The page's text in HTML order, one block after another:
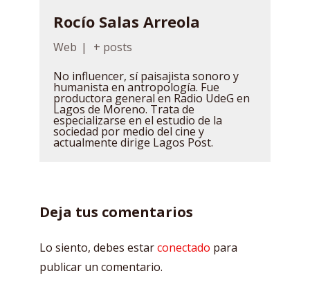
Rocío Salas Arreola
Web |
+ posts
No influencer, sí paisajista sonoro y
humanista en antropología. Fue
productora general en Radio UdeG en
Lagos de Moreno. Trata de
especializarse en el estudio de la
sociedad por medio del cine y
actualmente dirige Lagos Post.
Deja tus comentarios
Lo siento, debes estarconectado para
publicar un comentario.